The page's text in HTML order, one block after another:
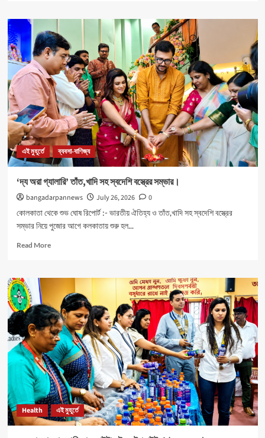
পোস্তা
শ্রী
শ্রী
জগন্নাথ
রথযাত্রা
মহোৎসব
উদযাপন
এই মুহূর্তে ব্যবসা-বাণিজ্য
‘দ্য অরা গ্যালারি’ তাঁত,খাদি সহ স্বদেশি বস্ত্রের সম্ভার।
bangadarpannews July 26, 2026
0
কোলকাতা থেকে শুভ ঘোষ রিপোর্ট :- ভারতীয় ঐতিহ্য ও তাঁত,খাদি সহ স্বদেশি বস্ত্রের
সম্ভার নিয়ে পুজোর আগে কলকাতায় শুরু হল...
Read MoreRead
‘দ্য
গ্যালারি’
তাঁত,খাদি
সহ
স্বদেশি
বস্ত্রের
সম্ভার।
Health এই মুহূর্তে